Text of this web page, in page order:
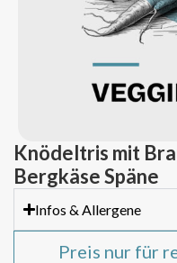
Knödeltris mit
Bergkäse Späne
Infos & Allergene
Preis nur für